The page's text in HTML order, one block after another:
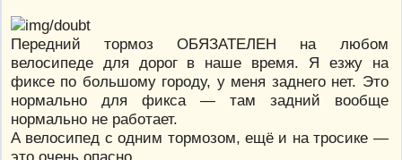
Передний тормоз ОБЯЗАТЕЛЕН на любом
велосипеде для дорог в наше время. Я езжу на
фиксе по большому городу, у меня заднего нет. Это
нормально для фикса — там задний вообще
нормально не работает.
А велосипед с одним тормозом, ещё и на тросике —